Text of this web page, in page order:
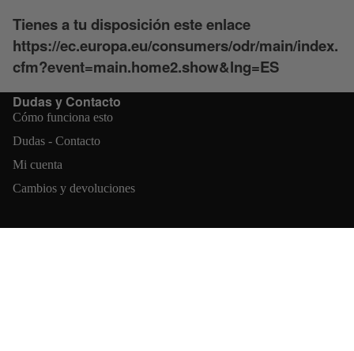
Tienes a tu disposición este enlace
https://ec.europa.eu/consumers/odr/main/index.
cfm?event=main.home2.show&lng=ES
Dudas y Contacto
Cómo funciona esto
Dudas - Contacto
Mi cuenta
Cambios y devoluciones